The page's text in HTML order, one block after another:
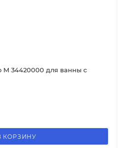
M 34420000 для ванны с
КОРЗИНУ